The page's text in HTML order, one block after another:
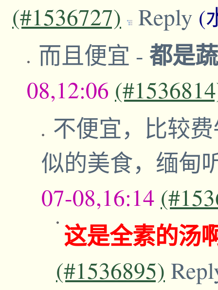
(#1536727) Reply (
而且便宜 - 都是
08,12:06
不便宜，比较
似的美食，缅甸
07-08,16:14
这是全素的汤
(#1536895)